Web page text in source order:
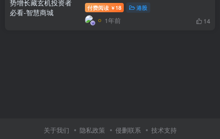
付费阅读 ￥ 18 港股
1年前 14
关于我们 隐私政策 侵删联系 技术支持